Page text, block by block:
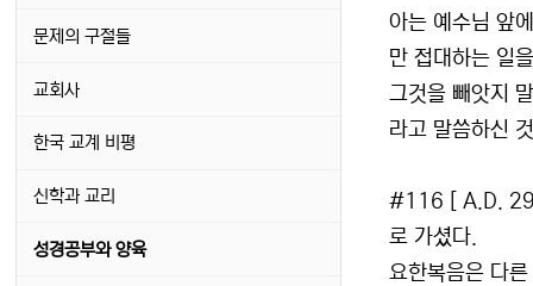
아는 예수님 앞
만 접대하는 일
그것을 빼앗지
라고 말씀하신
#116 [ A.D. 29
로 가셨다.
요한복음은 다
문제의 구절들
교회사
한국 교계 비평
신학과 교리
성경공부와 양육